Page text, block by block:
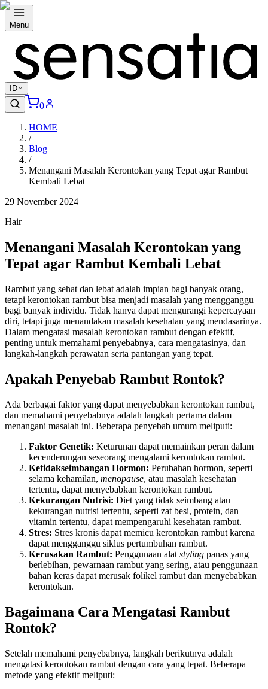
Menu
ID
0
HOME
/
Blog
/
Menangani Masalah Kerontokan yang Tepat agar Rambut
Kembali Lebat
29 November 2024
Hair
Menangani Masalah Kerontokan yang
Tepat agar Rambut Kembali Lebat
Rambut yang sehat dan lebat adalah impian bagi banyak orang,
tetapi kerontokan rambut bisa menjadi masalah yang mengganggu
bagi banyak individu. Tidak hanya dapat mengurangi kepercayaan
diri, tetapi juga menandakan masalah kesehatan yang mendasarinya.
Dalam mengatasi masalah kerontokan rambut dengan efektif,
penting untuk memahami penyebabnya, cara mengatasinya, dan
langkah-langkah perawatan serta pantangan yang tepat.
Apakah Penyebab Rambut Rontok?
Ada berbagai faktor yang dapat menyebabkan kerontokan rambut,
dan memahami penyebabnya adalah langkah pertama dalam
menangani masalah ini. Beberapa penyebab umum meliputi:
Faktor Genetik: Keturunan dapat memainkan peran dalam
kecenderungan seseorang mengalami kerontokan rambut.
Ketidakseimbangan Hormon: Perubahan hormon, seperti
selama kehamilan, menopause, atau masalah kesehatan
tertentu, dapat menyebabkan kerontokan rambut.
Kekurangan Nutrisi: Diet yang tidak seimbang atau
kekurangan nutrisi tertentu, seperti zat besi, protein, dan
vitamin tertentu, dapat mempengaruhi kesehatan rambut.
Stres: Stres kronis dapat memicu kerontokan rambut karena
dapat mengganggu siklus pertumbuhan rambut.
Kerusakan Rambut: Penggunaan alat styling panas yang
berlebihan, pewarnaan rambut yang sering, atau penggunaan
bahan keras dapat merusak folikel rambut dan menyebabkan
kerontokan.
Bagaimana Cara Mengatasi Rambut
Rontok?
Setelah memahami penyebabnya, langkah berikutnya adalah
mengatasi kerontokan rambut dengan cara yang tepat. Beberapa
metode yang efektif meliputi: